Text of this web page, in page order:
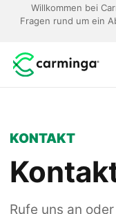
Willkommen bei
Fragen rund um ein
KONTAKT
Rufe uns an